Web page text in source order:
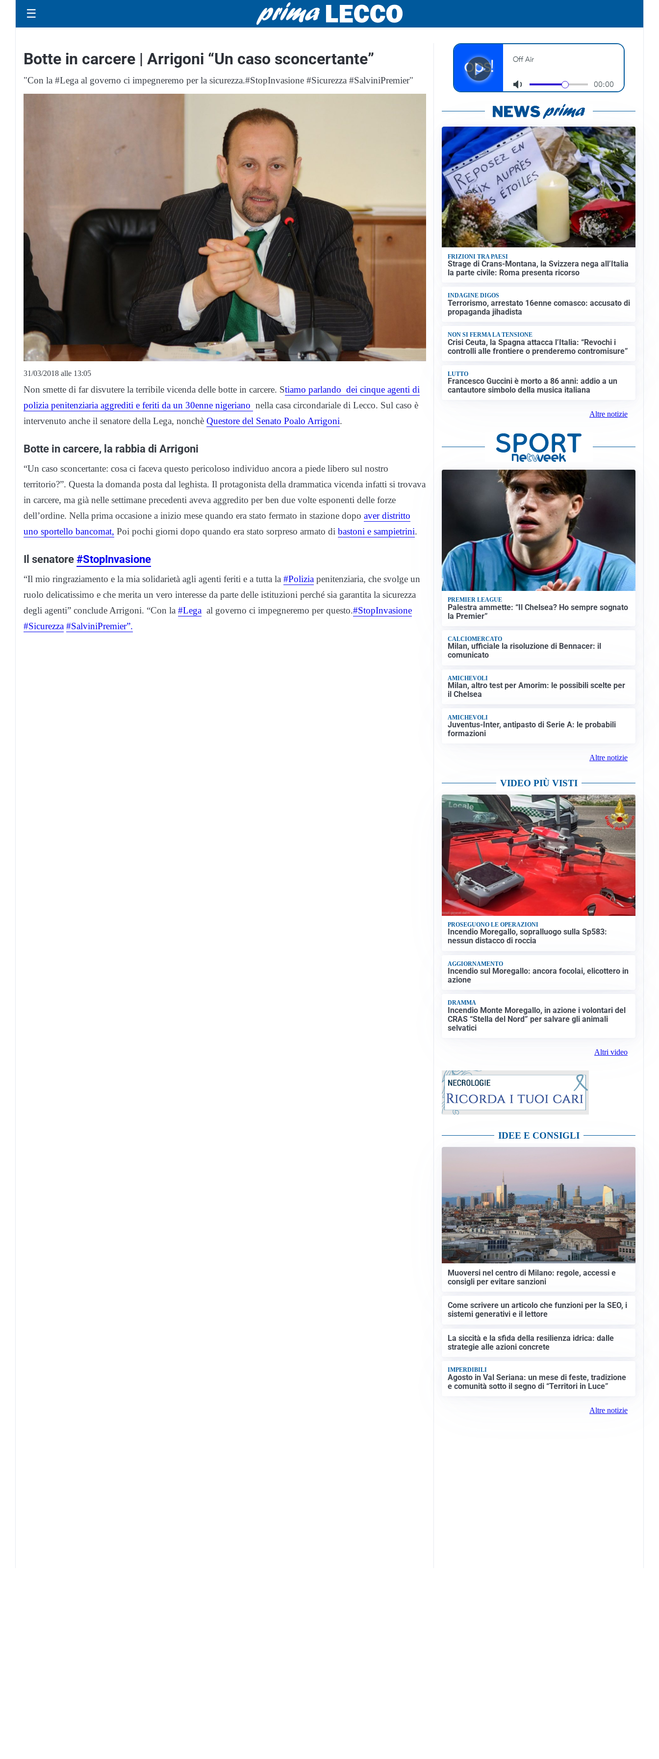
☰
Botte in carcere | Arrigoni “Un caso sconcertante”
"Con la #Lega al governo ci impegneremo per la sicurezza.#StopInvasione #Sicurezza #SalviniPremier"
31/03/2018 alle 13:05
Non smette di far disvutere la terribile vicenda delle botte in carcere. Stiamo parlando dei cinque agenti di
polizia penitenziaria aggrediti e feriti da un 30enne nigeriano nella casa circondariale di Lecco. Sul caso è
intervenuto anche il senatore della Lega, nonchè Questore del Senato Poalo Arrigoni.
Botte in carcere, la rabbia di Arrigoni
“Un caso sconcertante: cosa ci faceva questo pericoloso individuo ancora a piede libero sul nostro
territorio?”. Questa la domanda posta dal leghista. Il protagonista della drammatica vicenda infatti si trovava
in carcere, ma già nelle settimane precedenti aveva aggredito per ben due volte esponenti delle forze
dell’ordine. Nella prima occasione a inizio mese quando era stato fermato in stazione dopo aver distritto
uno sportello bancomat, Poi pochi giorni dopo quando era stato sorpreso armato di bastoni e sampietrini.
Il senatore#StopInvasione
“Il mio ringraziamento e la mia solidarietà agli agenti feriti e a tutta la #Polizia penitenziaria, che svolge un
ruolo delicatissimo e che merita un vero interesse da parte delle istituzioni perché sia garantita la sicurezza
degli agenti” conclude Arrigoni. “Con la #Lega al governo ci impegneremo per questo.#StopInvasione
#Sicurezza #SalviniPremier”.
FRIZIONI TRA PAESI
Strage di Crans-Montana, la Svizzera nega all’Italia
la parte civile: Roma presenta ricorso
INDAGINE DIGOS
Terrorismo, arrestato 16enne comasco: accusato di
propaganda jihadista
NON SI FERMA LA TENSIONE
Crisi Ceuta, la Spagna attacca l’Italia: “Revochi i
controlli alle frontiere o prenderemo contromisure”
LUTTO
Francesco Guccini è morto a 86 anni: addio a un
cantautore simbolo della musica italiana
Altre notizie
PREMIER LEAGUE
Palestra ammette: “Il Chelsea? Ho sempre sognato
la Premier”
CALCIOMERCATO
Milan, ufficiale la risoluzione di Bennacer: il
comunicato
AMICHEVOLI
Milan, altro test per Amorim: le possibili scelte per
il Chelsea
AMICHEVOLI
Juventus-Inter, antipasto di Serie A: le probabili
formazioni
Altre notizie
VIDEO PIÙ VISTI
PROSEGUONO LE OPERAZIONI
Incendio Moregallo, sopralluogo sulla Sp583:
nessun distacco di roccia
AGGIORNAMENTO
Incendio sul Moregallo: ancora focolai, elicottero in
azione
DRAMMA
Incendio Monte Moregallo, in azione i volontari del
CRAS “Stella del Nord” per salvare gli animali
selvatici
Altri video
IDEE E CONSIGLI
Muoversi nel centro di Milano: regole, accessi e
consigli per evitare sanzioni
Come scrivere un articolo che funzioni per la SEO, i
sistemi generativi e il lettore
La siccità e la sfida della resilienza idrica: dalle
strategie alle azioni concrete
IMPERDIBILI
Agosto in Val Seriana: un mese di feste, tradizione
e comunità sotto il segno di “Territori in Luce”
Altre notizie